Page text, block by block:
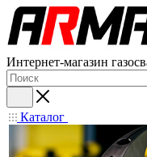
Интернет-магазин
Каталог